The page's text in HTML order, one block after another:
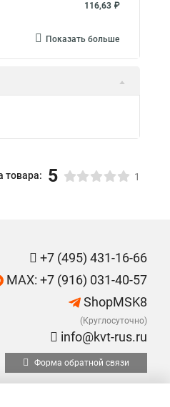
116,63 ₽
Показать больше
товара: 5 1
+7 (495) 431-16-66
MAX: +7 (916) 031-40-57
ShopMSK8
(Круглосуточно)
info@kvt-rus.ru
Форма обратной связи